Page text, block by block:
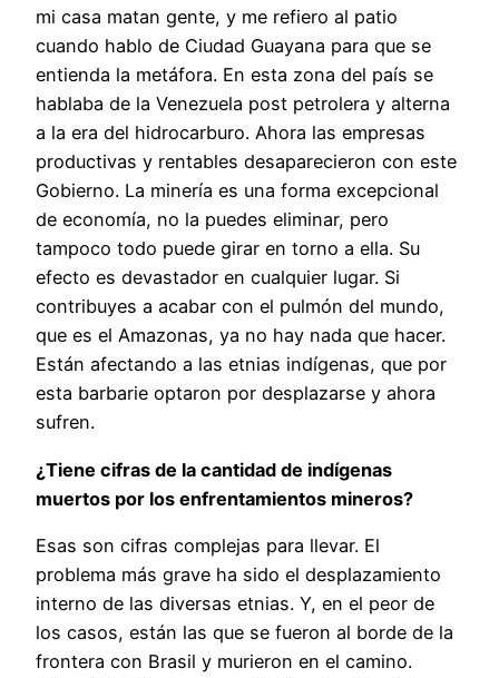
mi casa matan gente, y me refiero al patio
cuando hablo de Ciudad Guayana para que se
entienda la metáfora. En esta zona del país se
hablaba de la Venezuela post petrolera y alterna
a la era del hidrocarburo. Ahora las empresas
productivas y rentables desaparecieron con este
Gobierno. La minería es una forma excepcional
de economía, no la puedes eliminar, pero
tampoco todo puede girar en torno a ella. Su
efecto es devastador en cualquier lugar. Si
contribuyes a acabar con el pulmón del mundo,
que es el Amazonas, ya no hay nada que hacer.
Están afectando a las etnias indígenas, que por
esta barbarie optaron por desplazarse y ahora
sufren.
¿Tiene cifras de la cantidad de indígenas
muertos por los enfrentamientos mineros?
Esas son cifras complejas para llevar. El
problema más grave ha sido el desplazamiento
interno de las diversas etnias. Y, en el peor de
los casos, están las que se fueron al borde de la
frontera con Brasil y murieron en el camino.